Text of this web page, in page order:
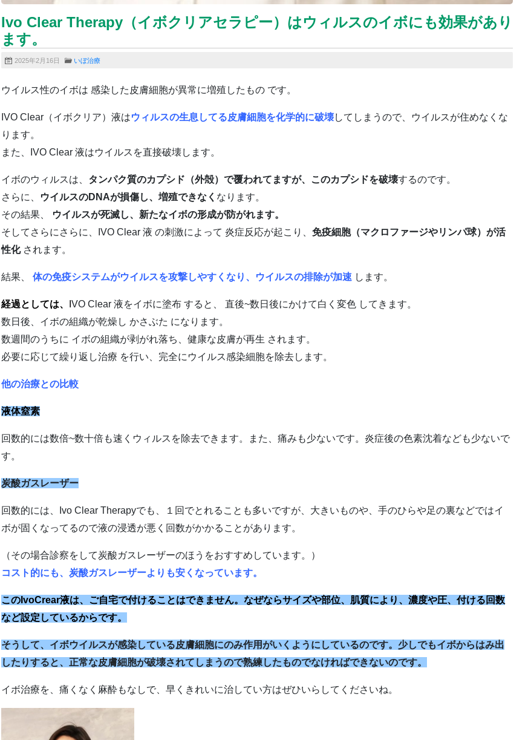
Ivo Clear Therapy（イボクリアセラピー）はウィルスのイボにも効果があり
ます。
2025年2月16日 いぼ治療
ウイルス性のイボは 感染した皮膚細胞が異常に増殖したもの です。
IVO Clear（イボクリア）液はウィルスの生息してる皮膚細胞を化学的に破壊してしまうので、ウイルスが住めなくな
ります。
また、IVO Clear 液はウイルスを直接破壊します。
イボのウィルスは、 タンパク質のカプシド（外殻）で覆われてますが、このカプシドを破壊するのです。
さらに、
ウイルスのDNAが損傷し、増殖できなく なります。
その結果、
ウイルスが死滅し、新たなイボの形成が防がれます。
そしてさらにさらに、IVO Clear 液 の刺激によって 炎症反応が起こり、 免疫細胞（マクロファージやリンパ球）が活
性化されます。
結果、 体の免疫システムがウイルスを攻撃しやすくなり、ウイルスの排除が加速 します。
経過としては、
VO Clear 液をイボに塗布 すると、 直後~数日後にかけて白く変色 してきます。
数日後、イボの組織が乾燥し かさぶた になります。
数週間のうちに イボの組織が剥がれ落ち、健康な皮膚が再生 されます。
必要に応じて繰り返し治療 を行い、完全にウイルス感染細胞を除去します。
他の治療との比較
液体窒素
回数的には数倍~数十倍も速くウィルスを除去できます。また、痛みも少ないです。炎症後の色素沈着なども少ないで
す。
炭酸ガスレーザー
回数的には、Ivo Clear Therapyでも、１回でとれることも多いですが、大きいものや、手のひらや足の裏などではイ
ボが固くなってるので液の浸透が悪く回数がかかることがあります。
（その場合診察をして炭酸ガスレーザーのほうをおすすめしています。）
コスト的にも、炭酸ガスレーザーよりも安くなっています。
このIvoCrear液は、ご自宅で付けることはできません。なぜならサイズや部位、肌質により、濃度や圧、付ける回数
など設定しているからです。
そうして、イボウイルスが感染している皮膚細胞にのみ作用がいくようにしているのです。少しでもイボからはみ出
したりすると、正常な皮膚細胞が破壊されてしまうので熟練したものでなければできないのです。
イボ治療を、痛くなく麻酔もなしで、早くきれいに治してい方はぜひいらしてくださいね。